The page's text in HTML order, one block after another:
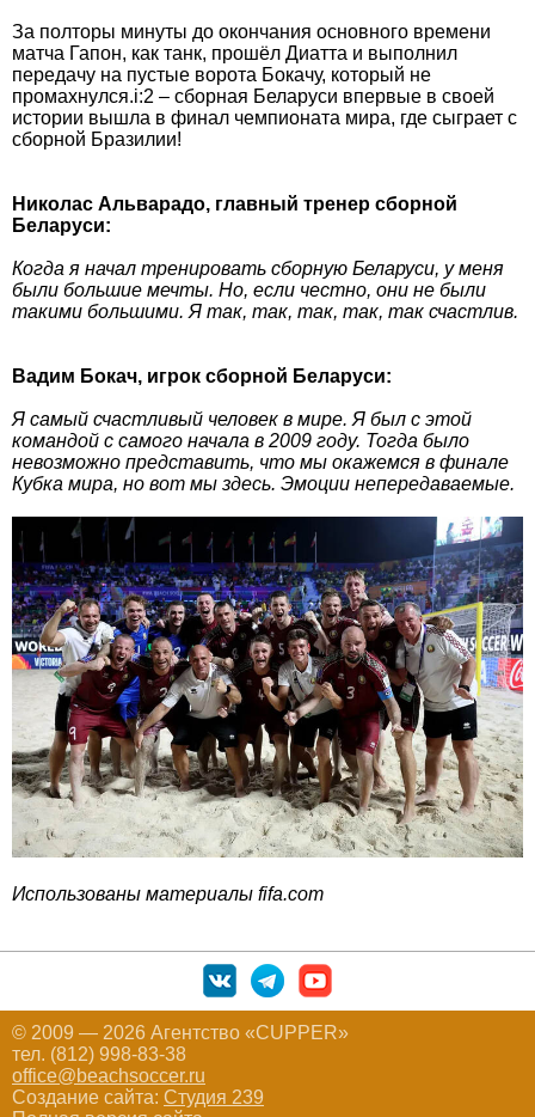
За полторы минуты до окончания основного времени
матча Гапон, как танк, прошёл Диатта и выполнил
передачу на пустые ворота Бокачу, который не
промахнулся.i:2 – сборная Беларуси впервые в своей
истории вышла в финал чемпионата мира, где сыграет с
сборной Бразилии!
Николас Альварадо, главный тренер сборной
Беларуси:
Когда я начал тренировать сборную Беларуси, у меня
были большие мечты. Но, если честно, они не были
такими большими. Я так, так, так, так, так счастлив.
Вадим Бокач, игрок сборной Беларуси:
Я самый счастливый человек в мире. Я был с этой
командой с самого начала в 2009 году. Тогда было
невозможно представить, что мы окажемся в финале
Кубка мира, но вот мы здесь. Эмоции непередаваемые.
Использованы материалы fifa.com
© 2009 — 2026 Агентство «CUPPER»
тел. (812) 998-83-38
office@beachsoccer.ru
Создание сайта: Студия 239